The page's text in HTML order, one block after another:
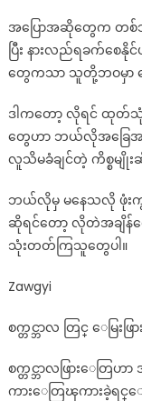
အပြောအဆိုတွေက တစ်
ပြီး နားလည်ရခက်စေ
တွေကသာ သူတို့ဘဝမှာ
ဒါကတော့ လိုရင် ထုတ်သုံ
တွေဟာ ဘယ်လိုအခြေအန
လူသိမခံချင်တဲ့ ကိစ္စမျိုး
ဘယ်လိုမှ မနေသလို ဖုံး
ဆိုရင်တော့ လိုတဲအချိန်
သုံးတတ်ကြသူတွေပါ။
Zawgyi
စက္တင္ဘာလ တြင္ ေမြး
စက္တင္ဘာလဖြားေတြ
ကားေတြၾကားခဲ့ရ